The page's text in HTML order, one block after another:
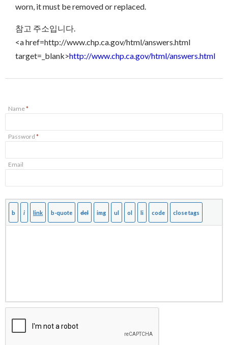
worn, it must be removed or replaced.
참고 주소입니다.
<a href=http://www.chp.ca.gov/html/answers.html
target=_blank>http://www.chp.ca.gov/html/answers.html
Name*
Password *
Email